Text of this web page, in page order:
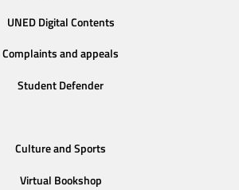
UNED Digital Contents
Complaints and appeals
Student Defender
Culture and Sports
Virtual Bookshop